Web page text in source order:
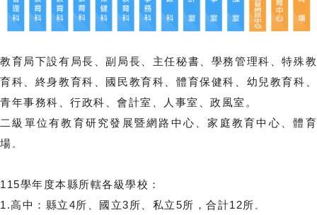
教育局下設有局長、副局長、主任秘書、學務管理科、特殊教
育科、終身教育科、國民教育科、體育保健科、幼兒教育科、
青年事務科、行政科、會計室、人事室、政風室。
二級單位有教育研究發展暨網路中心、家庭教育中心、體育
場 。
115學年度本縣所轄各級學校：
1.高中：縣立4所、國立3所、私立5所，合計12所